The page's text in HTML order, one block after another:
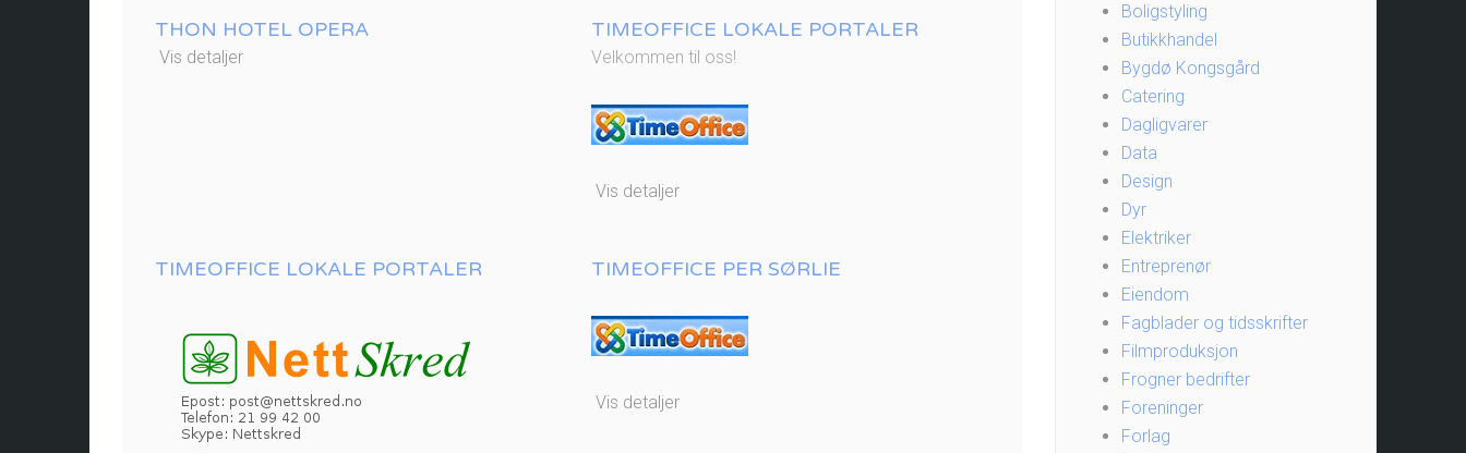
THON HOTEL OPERA
Vis detaljer
TIMEOFFICE LOKALE PORTALER
Velkommen til oss!
Vis detaljer
TIMEOFFICE LOKALE PORTALER TIMEOFFICE PER SØRLIE
Vis detaljer
Boligstyling
Butikkhandel
Bygdø Kongsgård
Catering
Dagligvarer
Data
Design
Dyr
Elektriker
Entreprenør
Eiendom
Fagblader og tidsskrifter
Filmproduksjon
Frogner bedrifter
Foreninger
Forlag